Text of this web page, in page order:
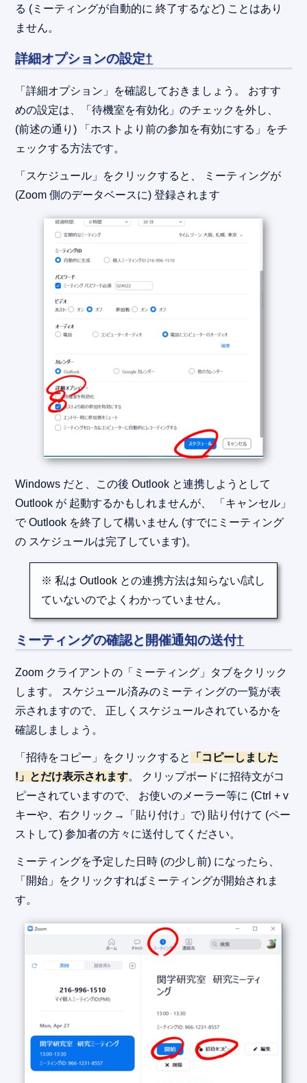
る (ミーティングが自動的に 終了するなど) ことはあり
ません。
詳細オプションの設定†
「詳細オプション」を確認しておきましょう。 おすす
めの設定は、「待機室を有効化」のチェックを外し、
(前述の通り) 「ホストより前の参加を有効にする」をチ
ェックする方法です。
「スケジュール」をクリックすると、 ミーティングが
(Zoom 側のデータベースに) 登録されます
Windows だと、この後 Outlook と連携しようとして
Outlook が 起動するかもしれませんが、 「キャンセル」
で Outlook を終了して構いません (すでにミーティング
の スケジュールは完了しています)。
※ 私は Outlook との連携方法は知らない/試し
ていないのでよくわかっていません。
ミーティングの確認と開催通知の送付†
Zoom クライアントの「ミーティング」タブをクリック
します。 スケジュール済みのミーティングの一覧が表
示されますので、 正しくスケジュールされているかを
確認しましょう。
「招待をコピー」をクリックすると
「コピーしました
!」とだけ表示されます。 クリップボードに招待文がコ
ピーされていますので、 お使いのメーラー等に (Ctrl + v
キーや、右クリック→「貼り付け」で) 貼り付けて (ペー
ストして) 参加者の方々に送付してください。
ミーティングを予定した日時 (の少し前) になったら、
「開始」をクリックすればミーティングが開始されま
す。